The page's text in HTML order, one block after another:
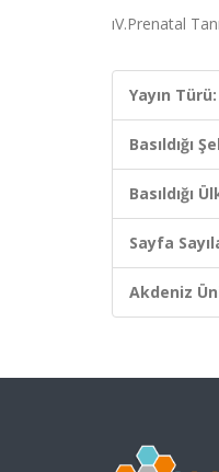
ıV.Prenatal
Yayın Türü:
Basıldığı
Basıldığı
Sayfa
Akdeniz